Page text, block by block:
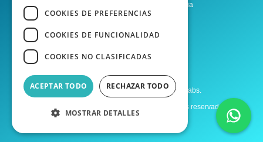
Asesoría Las Palmas de Gran Canaria
Desarrollo web por Agencia Homia
Desarrollo Laravel por Raúl López
Desarrollo de MVPs por Borah Digital Labs.
Copyright © Asesorae 2025. Todos los derechos reservados.
COOKIES DE PREFERENCIAS
COOKIES DE FUNCIONALIDAD
COOKIES NO CLASIFICADAS
ACEPTAR TODO RECHAZAR TODO
MOSTRAR DETALLES